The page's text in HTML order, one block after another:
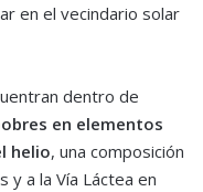
en el vecindario solar
dentro de
en elementos
helio, una composición
y a la Vía Láctea en